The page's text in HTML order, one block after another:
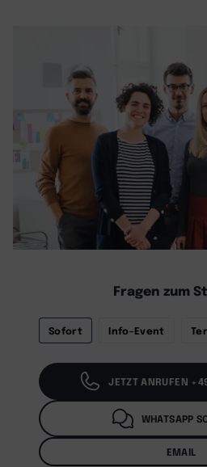
Fragen zum
Sofort Info-Event
JETZT ANRUFEN
WHATSAPP
EMAIL